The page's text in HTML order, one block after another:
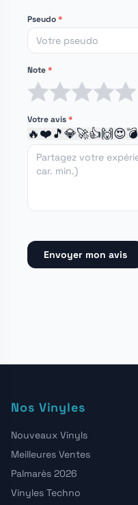
Pseudo*
Note*
Votre avis*
🔥❤️🎵💎🚀👍🙌😍💣
Envoyer mon avis
Nos Vinyles
Nouveaux Vinyls
Meilleures Ventes
Palmarès 2026
Vinyles Techno